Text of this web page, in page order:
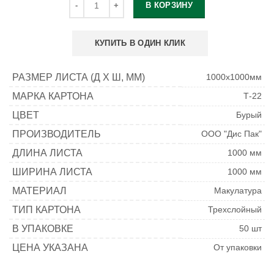
В КОРЗИНУ
КУПИТЬ В ОДИН КЛИК
РАЗМЕР ЛИСТА (Д Х Ш, ММ) 1000х1000мм
МАРКА КАРТОНА Т-22
ЦВЕТ Бурый
ПРОИЗВОДИТЕЛЬ ООО "Дис Пак"
ДЛИНА ЛИСТА 1000 мм
ШИРИНА ЛИСТА 1000 мм
МАТЕРИАЛ Макулатура
ТИП КАРТОНА Трехслойный
В УПАКОВКЕ 50 шт
ЦЕНА УКАЗАНА От упаковки